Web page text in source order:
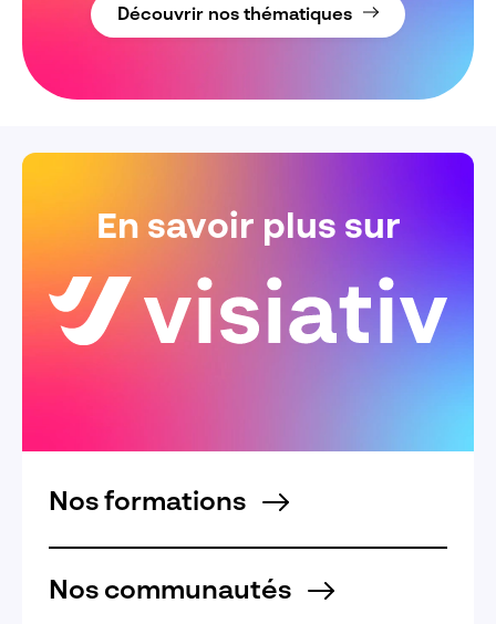
Découvrir nos thématiques
En savoir plus sur
Nos formations
Nos communautés